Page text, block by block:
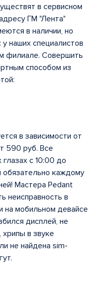
в сервисном
ГМ "Лента"
в наличии, но
наших специалистов
филиале. Совершить
способом из
в зависимости от
590 руб. Все
с 10:00 до
обязательно каждому
Мастера Pedant
неисправность в
на мобильном девайсе
дисплей, не
в звуке
не найдена sim-